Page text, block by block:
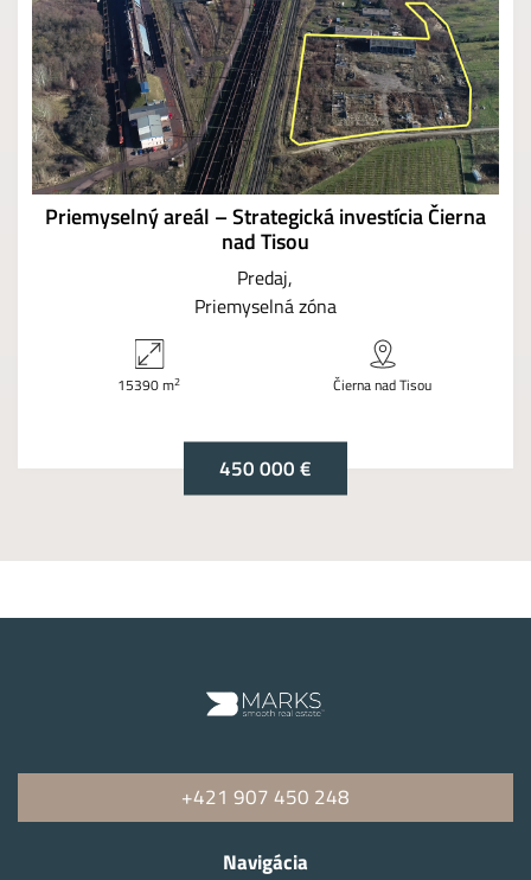
Priemyselný areál – Strategická investícia Čierna
nad Tisou
Predaj
Priemyselná zóna
15390 m2 Čierna nad Tisou
450 000 €
+421 907 450 248
Navigácia